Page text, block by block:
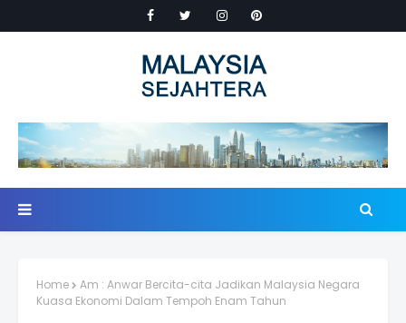
Home
Am : Anwar Bercita-cita Jadikan Malaysia Negara
Kuasa Ekonomi Dalam Tempoh Enam Tahun